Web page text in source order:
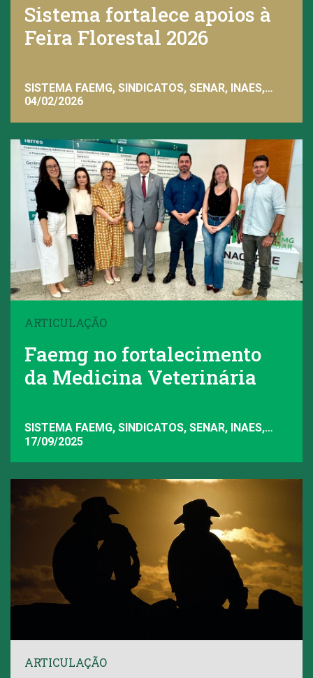
Sistema fortalece apoios à
Feira Florestal 2026
SISTEMA FAEMG, SINDICATOS, SENAR, INAES,
FAEMG
04/02/2026
ARTICULAÇÃO
Faemg no fortalecimento
da Medicina Veterinária
SISTEMA FAEMG, SINDICATOS, SENAR, INAES,
FAEMG
17/09/2025
ARTICULAÇÃO